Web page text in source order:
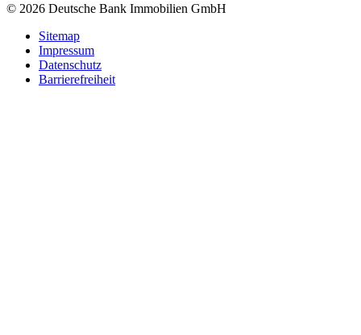
© 2026 Deutsche Bank Immobilien GmbH
Sitemap
Impressum
Datenschutz
Barrierefreiheit